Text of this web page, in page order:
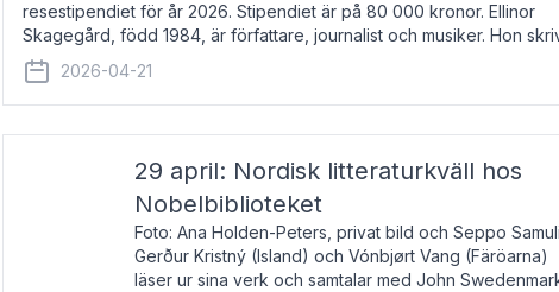
resestipendiet för år 2026. Stipendiet är på 80 000 kronor. Ellinor
Skagegård, född 1984, är författare, journalist och musiker. Hon
återkommande för Svenska Dagbladet, Ups
2026-04-21
29 april: Nordisk litteraturkväll hos
Nobelbiblioteket
Foto: Ana Holden-Peters, privat bild och Seppo Samuli
Gerður Kristný (Island) och Vónbjørt Vang (Färöarna)
läser ur sina verk och samtalar med John